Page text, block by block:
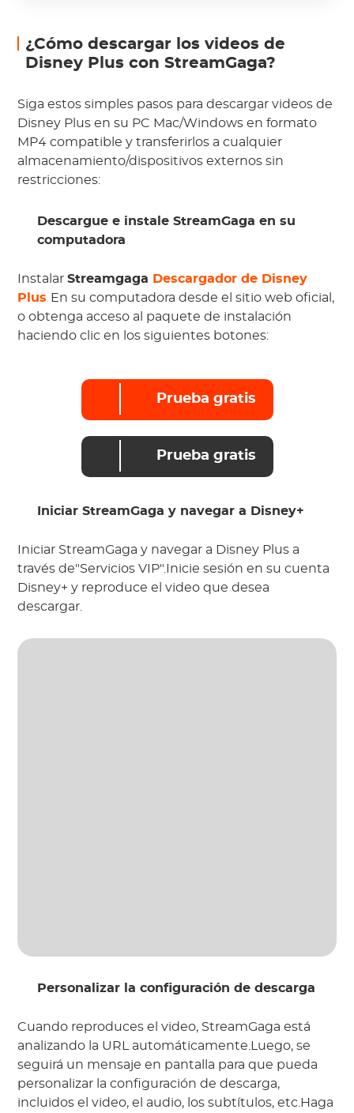
¿Cómo descargar los videos de
Disney Plus con StreamGaga?
Siga estos simples pasos para descargar videos de
Disney Plus en su PC Mac/Windows en formato
MP4 compatible y transferirlos a cualquier
almacenamiento/dispositivos externos sin
restricciones:
Descargue e instale StreamGaga en su
computadora
InstalarStreamgaga
Descargador de Disney
Plus En su computadora desde el sitio web oficial,
o obtenga acceso al paquete de instalación
haciendo clic en los siguientes botones:
Prueba gratis
Prueba gratis
Iniciar StreamGaga y navegar a Disney+
Iniciar StreamGaga y navegar a Disney Plus a
través de"Servicios VIP".Inicie sesión en su cuenta
Disney+ y reproduce el video que desea
descargar.
Personalizar la configuración de descarga
Cuando reproduces el video, StreamGaga está
analizando la URL automáticamente.Luego, se
seguirá un mensaje en pantalla para que pueda
personalizar la configuración de descarga,
incluidos el video, el audio, los subtítulos, etc.Haga